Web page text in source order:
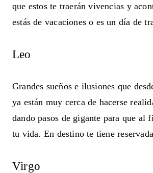
que estos te traerán vivencias y
estás de vacaciones o es un día de
Leo
Grandes sueños e ilusiones que
ya están muy cerca de hacerse
dando pasos de gigante para que al
tu vida. En destino te tiene
Virgo